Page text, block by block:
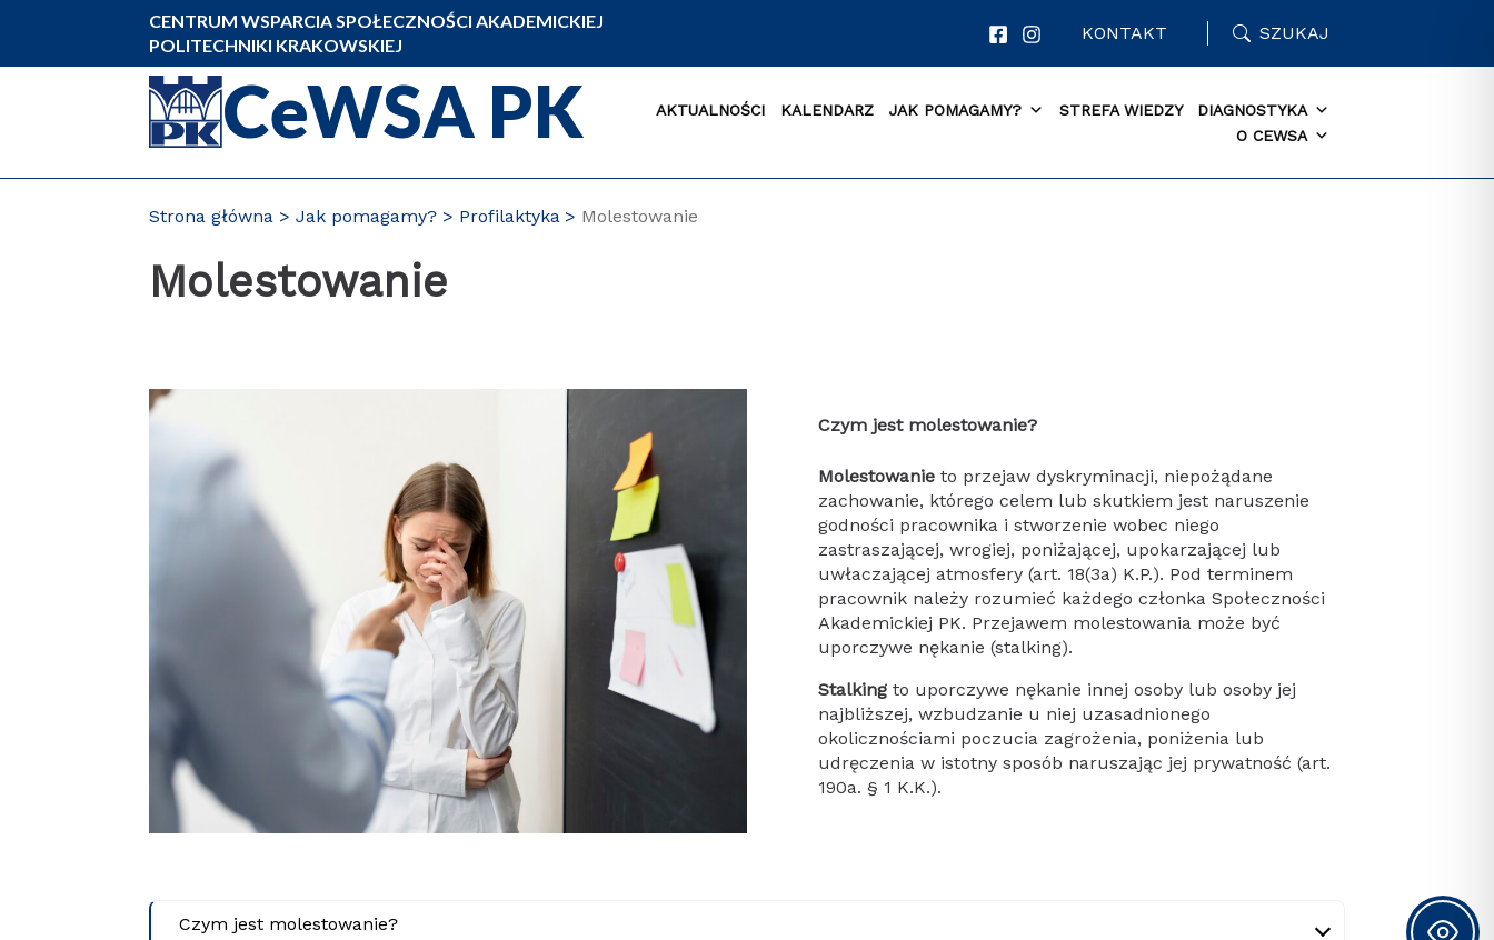
CENTRUM WSPARCIA SPOŁECZNOŚCI AKADEMICKIEJ
POLITECHNIKI KRAKOWSKIEJ
KONTAKT SZUKAJ
CeWSA PK AKTUALNOŚCI KALENDARZ JAK POMAGAMY? STREFA WIEDZY
DIAGNOSTYKA
O CEWSA
Strona główna Jak pomagamy? Profilaktyka Molestowanie
Molestowanie
Czym jest molestowanie?
Molestowanie to przejaw dyskryminacji, niepożądane
zachowanie, którego celem lub skutkiem jest naruszenie
godności pracownika i stworzenie wobec niego
zastraszającej, wrogiej, poniżającej, upokarzającej lub
uwłaczającej atmosfery (art. 18(3a) K.P.). Pod terminem
pracownik należy rozumieć każdego członka Społeczności
Akademickiej PK. Przejawem molestowania może być
uporczywe nękanie (stalking).
Stalking to uporczywe nękanie innej osoby lub osoby jej
najbliższej, wzbudzanie u niej uzasadnionego
okolicznościami poczucia zagrożenia, poniżenia lub
udręczenia w istotny sposób naruszając jej prywatność (art.
190a. § 1 K.K.).
Czym jest molestowanie?